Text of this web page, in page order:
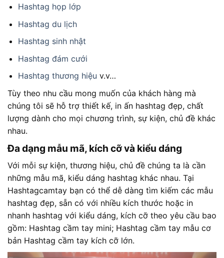
Hashtag họp lớp
Hashtag du lịch
Hashtag sinh nhật
Hashtag đám cưới
Hashtag thương hiệu v.v…
Tùy theo nhu cầu mong muốn của khách hàng mà
chúng tôi sẽ hỗ trợ thiết kế, in ấn hashtag đẹp, chất
lượng dành cho mọi chương trình, sự kiện, chủ đề khác
nhau.
Đa dạng mẫu mã, kích cỡ và kiểu dáng
Với mỗi sự kiện, thương hiệu, chủ đề chúng ta là cần
những mẫu mã, kiểu dáng hashtag khác nhau. Tại
Hashtagcamtay bạn có thể dễ dàng tìm kiếm các mẫu
hashtag đẹp, sẵn có với nhiều kích thước hoặc in
nhanh hashtag với kiểu dáng, kích cỡ theo yêu cầu bao
gồm: Hashtag cầm tay mini; Hashtag cầm tay mẫu cơ
bản Hashtag cầm tay kích cỡ lớn.